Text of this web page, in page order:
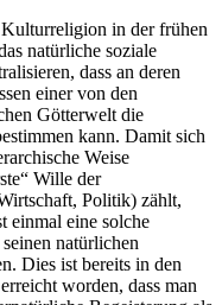
in der frühen
natürliche soziale
dass an deren
einer von den
Götterwelt die
kann. Damit sich
Weise
Wille der
Politik) zählt,
einmal eine solche
natürlichen
Dies ist bereits in den
worden, dass man